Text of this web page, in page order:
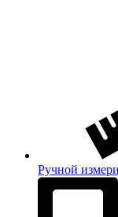
Ручной